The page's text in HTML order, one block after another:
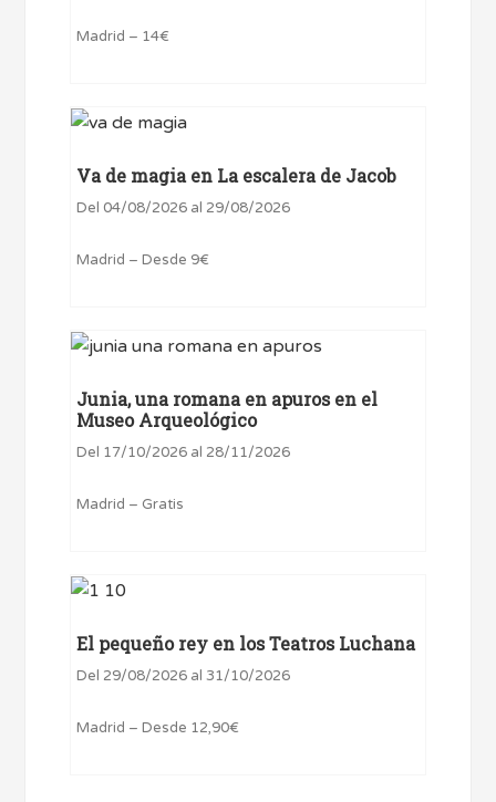
Madrid – 14€
Va de magia en La escalera de Jacob
Del 04/08/2026 al 29/08/2026
Madrid – Desde 9€
Junia, una romana en apuros en el
Museo Arqueológico
Del 17/10/2026 al 28/11/2026
Madrid – Gratis
El pequeño rey en los Teatros Luchana
Del 29/08/2026 al 31/10/2026
Madrid – Desde 12,90€